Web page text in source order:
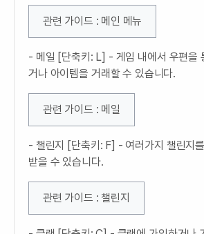
관련 가이드 : 메인 메뉴
- 메일 [단축키: L] - 게임 내에서 우편을
거나 아이템을 거래할 수 있습니다.
관련 가이드 : 메일
- 챌린지 [단축키: F] - 여러가지 챌린지
받을 수 있습니다.
관련 가이드 : 챌린지